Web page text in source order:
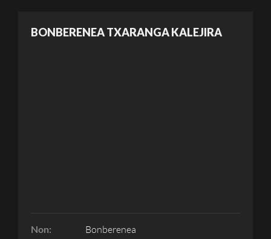
BONBERENEA TXARANGA KALEJIRA
Non: Bonberenea